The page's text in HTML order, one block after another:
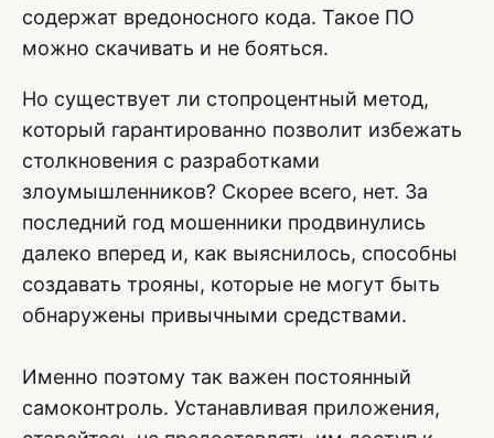
содержат вредоносного кода. Такое ПО
можно скачивать и не бояться.
Но существует ли стопроцентный метод,
который гарантированно позволит избежать
столкновения с разработками
злоумышленников? Скорее всего, нет. За
последний год мошенники продвинулись
далеко вперед и, как выяснилось, способны
создавать трояны, которые не могут быть
обнаружены привычными средствами.
Именно поэтому так важен постоянный
самоконтроль. Устанавливая приложения,